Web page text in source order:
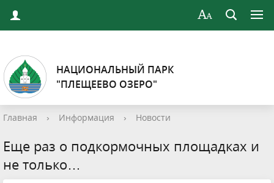
НАЦИОНАЛЬНЫЙ ПАРК
"ПЛЕЩЕЕВО ОЗЕРО"
Главная › Информация › Новости
Еще раз о подкормочных площадках и
не только…